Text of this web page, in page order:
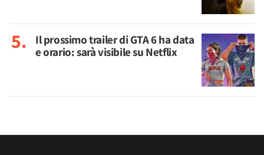
Il prossimo trailer di GTA 6 ha data
e orario: sarà visibile su Netflix